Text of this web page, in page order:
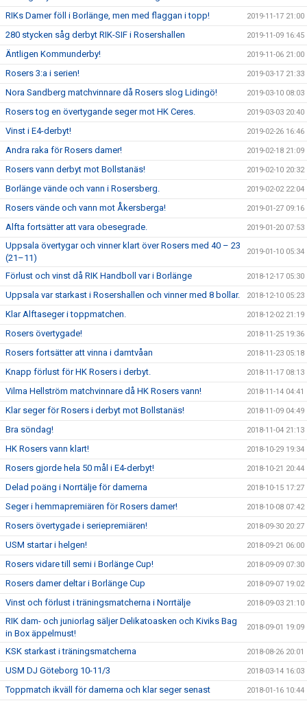
RIKs Damer föll i Borlänge, men med flaggan i topp! 2019-11-17 21:00
280 stycken såg derbyt RIK-SIF i Rosershallen 2019-11-09 16:45
Äntligen Kommunderby! 2019-11-06 21:00
Rosers 3:a i serien! 2019-03-17 21:33
Nora Sandberg matchvinnare då Rosers slog Lidingö! 2019-03-10 08:03
Rosers tog en övertygande seger mot HK Ceres. 2019-03-03 20:40
Vinst i E4-derbyt! 2019-02-26 16:46
Andra raka för Rosers damer! 2019-02-18 21:09
Rosers vann derbyt mot Bollstanäs! 2019-02-10 20:32
Borlänge vände och vann i Rosersberg. 2019-02-02 22:04
Rosers vände och vann mot Åkersberga! 2019-01-27 09:16
Alfta fortsätter att vara obesegrade. 2019-01-20 07:53
Uppsala övertygar och vinner klart över Rosers med 40 – 23
(21–11)
2019-01-10 05:34
Förlust och vinst då RIK Handboll var i Borlänge 2018-12-17 05:30
Uppsala var starkast i Rosershallen och vinner med 8 bollar. 2018-12-10 05:23
Klar Alftaseger i toppmatchen. 2018-12-02 21:19
Rosers övertygade! 2018-11-25 19:36
Rosers fortsätter att vinna i damtvåan 2018-11-23 05:18
Knapp förlust för HK Rosers i derbyt. 2018-11-17 08:13
Vilma Hellström matchvinnare då HK Rosers vann! 2018-11-14 04:41
Klar seger för Rosers i derbyt mot Bollstanäs! 2018-11-09 04:49
Bra söndag! 2018-11-04 21:13
HK Rosers vann klart! 2018-10-29 19:34
Rosers gjorde hela 50 mål i E4-derbyt! 2018-10-21 20:44
Delad poäng i Norrtälje för damerna 2018-10-15 17:27
Seger i hemmapremiären för Rosers damer! 2018-10-08 07:42
Rosers övertygade i seriepremiären! 2018-09-30 20:27
USM startar i helgen! 2018-09-21 06:00
Rosers vidare till semi i Borlänge Cup! 2018-09-09 07:30
Rosers damer deltar i Borlänge Cup 2018-09-07 19:02
Vinst och förlust i träningsmatcherna i Norrtälje 2018-09-03 21:10
RIK dam- och juniorlag säljer Delikatoasken och Kiviks Bag
in Box äppelmust!
2018-09-01 19:09
KSK starkast i träningsmatcherna 2018-08-26 20:01
USM DJ Göteborg 10-11/3 2018-03-14 16:03
Toppmatch ikväll för damerna och klar seger senast 2018-01-16 10:44